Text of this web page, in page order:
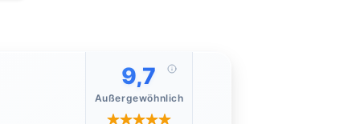
9,7
Außergewöhnlich